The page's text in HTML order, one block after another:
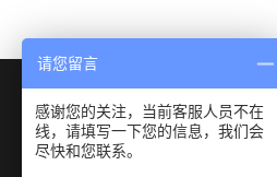
请您留言
感谢您的关注，当前客服人员不在
线，请填写一下您的信息，我们会
尽快和您联系。